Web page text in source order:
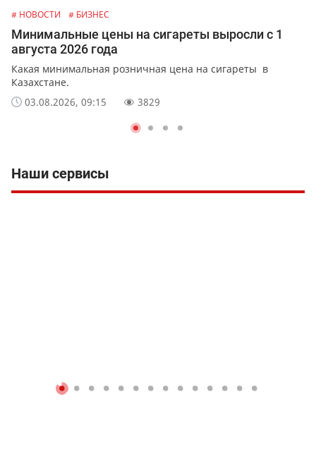
# НОВОСТИ # БИЗНЕС
Минимальные цены на сигареты выросли с 1
августа 2026 года
Какая минимальная розничная цена на сигареты в
Казахстане.
03.08.2026, 09:15
3829
Наши сервисы